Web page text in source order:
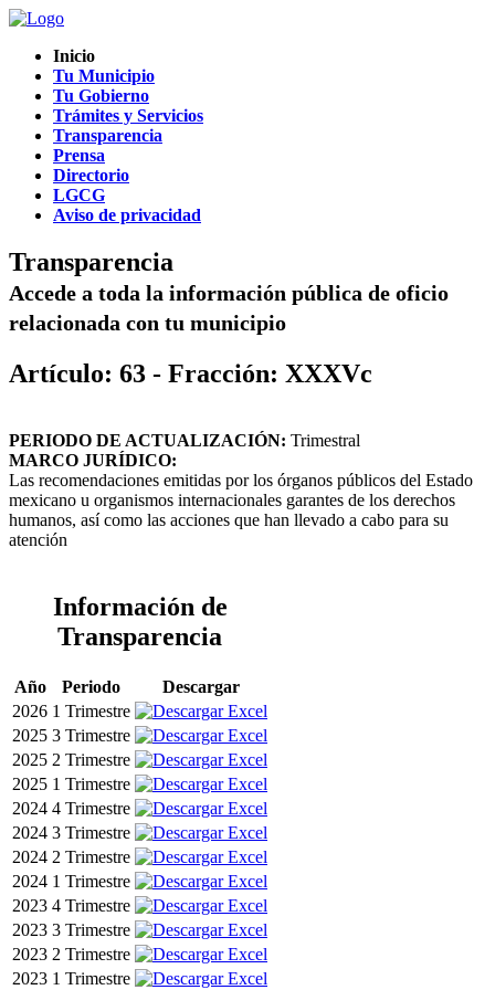
Inicio
Tu Municipio
Tu Gobierno
Trámites y Servicios
Transparencia
Prensa
Directorio
LGCG
Aviso de privacidad
Transparencia
Accede a toda la información pública de oficio
relacionada con tu municipio
Artículo: 63 - Fracción: XXXVc
PERIODO DE ACTUALIZACIÓN: Trimestral
MARCO JURÍDICO:
Las recomendaciones emitidas por los órganos públicos del Estado
mexicano u organismos internacionales garantes de los derechos
humanos, así como las acciones que han llevado a cabo para su
atención
Información de
Transparencia
Año Periodo
Descargar
2026 1 Trimestre
2025 3 Trimestre
2025 2 Trimestre
2025 1 Trimestre
2024 4 Trimestre
2024 3 Trimestre
2024 2 Trimestre
2024 1 Trimestre
2023 4 Trimestre
2023 3 Trimestre
2023 2 Trimestre
2023 1 Trimestre